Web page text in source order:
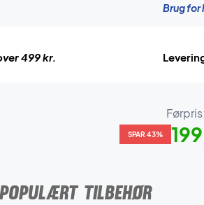
Brug
499 kr.
Førpris:
SPAR 43%
POPULÆRT TILBEHØR